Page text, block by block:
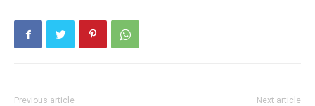
Previous article Next article